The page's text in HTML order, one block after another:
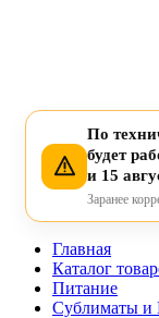
По
будет
и 15
Заранее
Главная
Каталог
Питание
Сублиматы и